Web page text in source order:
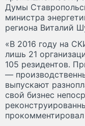
Думы
министра
региона Виталий
«В 2016 году на
лишь 21
105 резидентов.
—
выпускают
свой бизнес